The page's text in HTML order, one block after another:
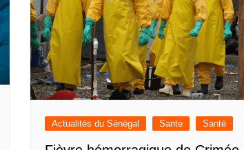
Actualités du Sénégal Sante Santé